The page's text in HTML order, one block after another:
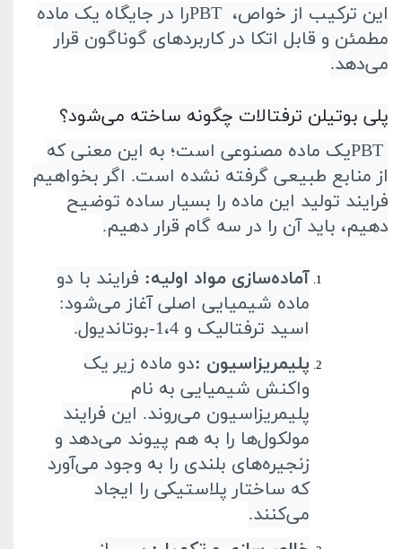
این ترکیب از خواص، PBTرا در جایگاه یک ماده
مطمئن و قابل اتکا در کاربردهای گوناگون قرار
می‌دهد.
پلی بوتیلن ترفتالات چگونه ساخته می‌شود؟
PBTیک ماده مصنوعی است؛ به این معنی که
از منابع طبیعی گرفته نشده است. اگر بخواهیم
فرایند تولید این ماده را بسیار ساده توضیح
دهیم، باید آن را در سه گام قرار دهیم.
آماده‌سازی مواد اولیه: فرایند با دو
ماده شیمیایی اصلی آغاز می‌شود:
اسید ترفتالیک و 1،4-بوتاندیول
.
پلیمریزاسیون :دو ماده زیر یک
واکنش شیمیایی به نام
پلیمریزاسیون می‌روند. این فرایند
مولکول‌ها را به هم پیوند می‌دهد و
زنجیره‌های بلندی را به وجود می‌آورد
که ساختار پلاستیکی را ایجاد
می‌کنند.